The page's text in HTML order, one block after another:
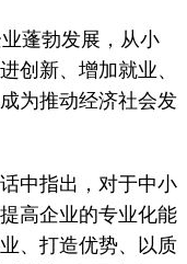
蓬勃发展，从小
创新、增加就业、
为推动经济社会发
中指出，对于中小
高企业的专业化能
、打造优势、以质